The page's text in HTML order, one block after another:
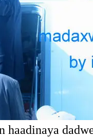
haadinaya